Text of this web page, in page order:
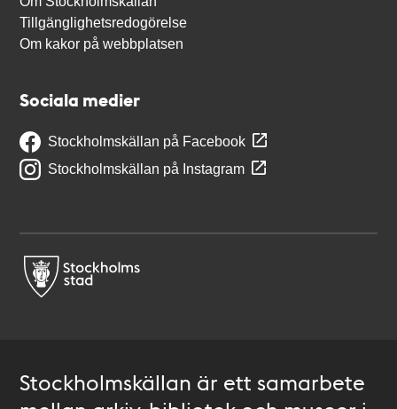
Tillgänglighetsredogörelse
Om kakor på webbplatsen
Sociala medier
Stockholmskällan på Facebook
Stockholmskällan på Instagram
Stockholmskällan är ett samarbete